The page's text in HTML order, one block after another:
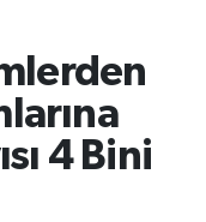
4 Bini